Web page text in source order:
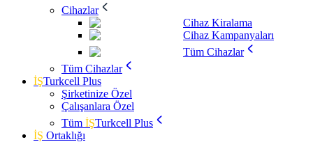
Cihazlar
Cihaz Kiralama
Cihaz Kampanyaları
Tüm Cihazlar
Tüm Cihazlar
İŞTurkcell Plus
Şirketinize Özel
Çalışanlara Özel
Tüm İŞTurkcell Plus
İŞ Ortaklığı